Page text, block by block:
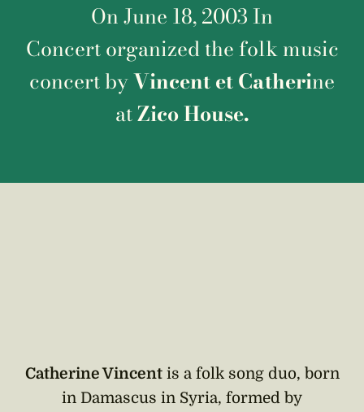
On June 18, 2003 In
Concertorganizedthe folk music
concert byVincent et Catherine
atZico House.
Catherine Vincentis a folk song duo, born
in Damascus in Syria, formed by